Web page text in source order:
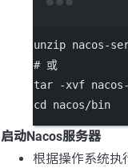
unzip nacos-
# 或
tar
-xvf
cd nacos/bin
启动Nacos服务器
根据操作系统执